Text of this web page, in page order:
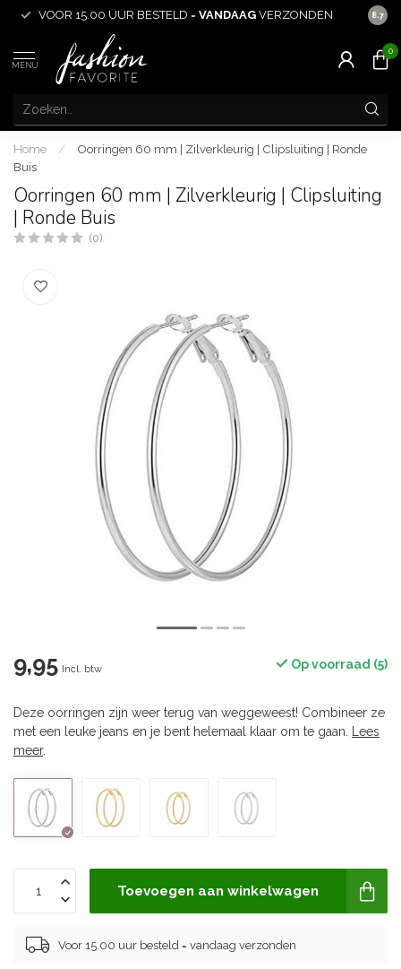
VOOR 15.00 UUR BESTELD = VANDAAG VERZONDEN 8.7
MENU
0
Home /
Oorringen 60 mm | Zilverkleurig | Clipsluiting | Ronde
Buis
Oorringen 60 mm | Zilverkleurig | Clipsluiting
| Ronde Buis
(0)
9,95 Incl. btw Op voorraad (5)
Deze oorringen zijn weer terug van weggeweest! Combineer ze
met een leuke jeans en je bent helemaal klaar om te gaan.
Lees
meer.
Toevoegen aan winkelwagen
Voor 15.00 uur besteld = vandaag verzonden